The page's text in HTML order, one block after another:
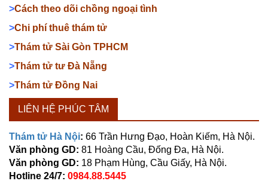
>Cách theo dõi chồng ngoại tình
>Chi phí thuê thám tử
>Thám tử Sài Gòn TPHCM
>Thám tử tư Đà Nẵng
>Thám tử Đồng Nai
LIÊN HỆ PHÚC TÂM
Thám tử Hà Nội: 66 Trần Hưng Đạo, Hoàn Kiếm, Hà Nội.
Văn phòng GD: 81 Hoàng Cầu, Đống Đa, Hà Nội.
Văn phòng GD: 18 Phạm Hùng, Cầu Giấy, Hà Nội.
Hotline 24/7: 0984.88.5445